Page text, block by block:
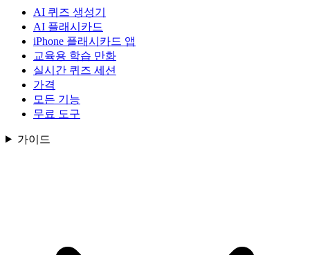
AI 퀴즈 생성기
AI 플래시카드
iPhone 플래시카드 앱
교육용 학습 만화
실시간 퀴즈 세션
가격
모든 기능
무료 도구
가이드